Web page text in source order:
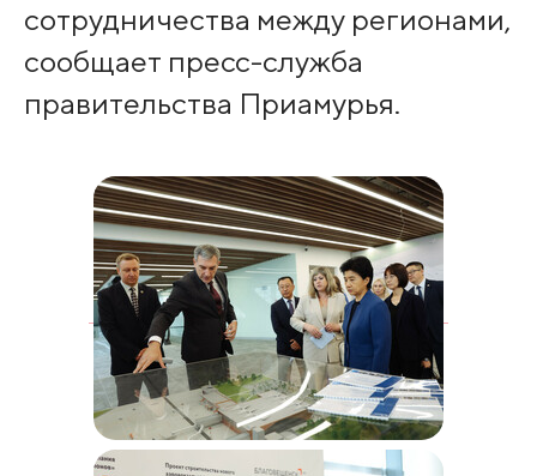
сотрудничества между регионами,
сообщает пресс-служба
правительства Приамурья.